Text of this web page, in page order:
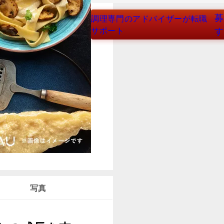
調理専門のアドバイザーが転職
サポート
写真